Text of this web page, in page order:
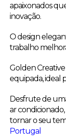
apaixonados
inovação.
O design
trabalho
Golden
equipada, ideal
Desfrute de
ar
tornar o seu
Portugal